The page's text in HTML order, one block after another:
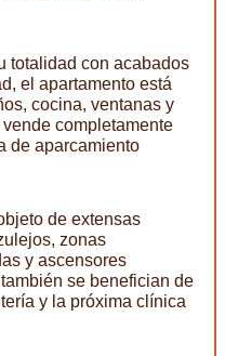
totalidad con acabados
el apartamento está
cocina, ventanas y
completamente
de aparcamiento
de extensas
zonas
y ascensores
se benefician de
y la próxima clínica